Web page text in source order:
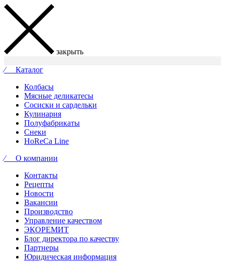
закрыть
⁄ Каталог
Колбасы
Мясные деликатесы
Сосиски и сардельки
Кулинария
Полуфабрикаты
Снеки
HoReCa Line
⁄ О компании
Контакты
Рецепты
Новости
Вакансии
Производство
Управление качеством
ЭКОРЕМИТ
Блог директора по качеству
Партнеры
Юридическая информация